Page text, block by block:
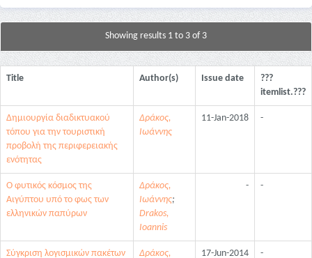
Showing results 1 to 3 of 3
Title Author(s) Issue date
???
itemlist.???
Δημιουργία διαδικτυακού
τόπου για την τουριστική
προβολή της περιφερειακής
ενότητας
Δράκος,
Ιωάννης
11-Jan-2018 -
Ο φυτικός κόσμος της
Αιγύπτου υπό το φως των
ελληνικών παπύρων
Δράκος,
Ιωάννης;
Drakos,
Ioannis
- -
Σύγκριση λογισμικών πακέτων
Δράκος,
17-Jun-2014 -